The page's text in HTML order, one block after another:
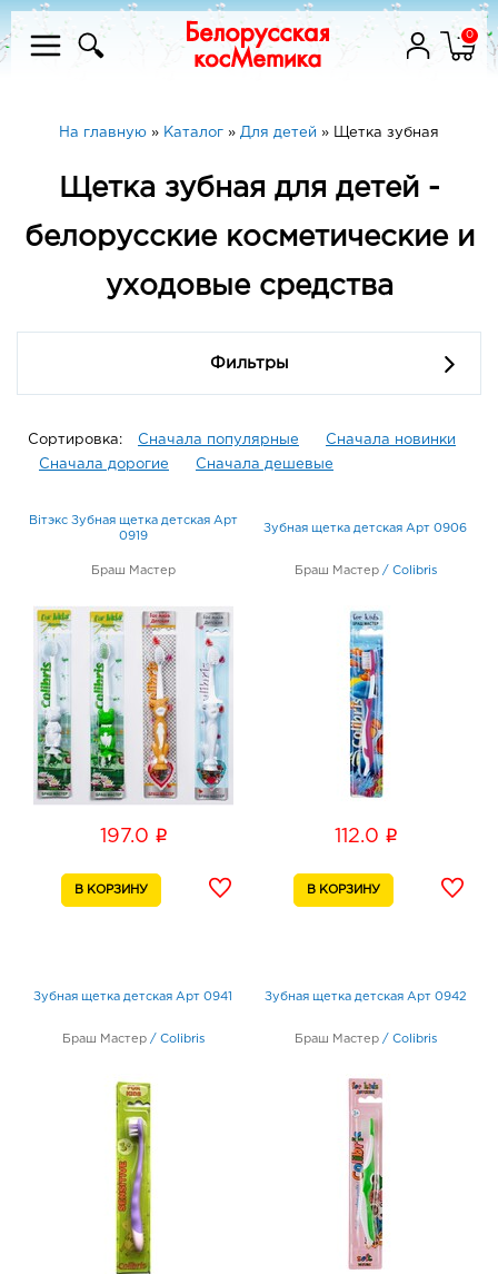
0
На главную » Каталог » Для детей » Щетка зубная
Щетка зубная для детей -
белорусские косметические и
уходовые средства
Фильтры
Сортировка: Сначала популярные
Сначала новинки
Сначала дорогие
Сначала дешевые
Biтэкс Зубная щетка детская Арт
0919
Браш Мастер
197.0 i
Зубная щетка детская Арт 0906
Браш Мастер / Colibris
112.0 i
Зубная щетка детская Арт 0941
Браш Мастер / Colibris
Зубная щетка детская Арт 0942
Браш Мастер / Colibris